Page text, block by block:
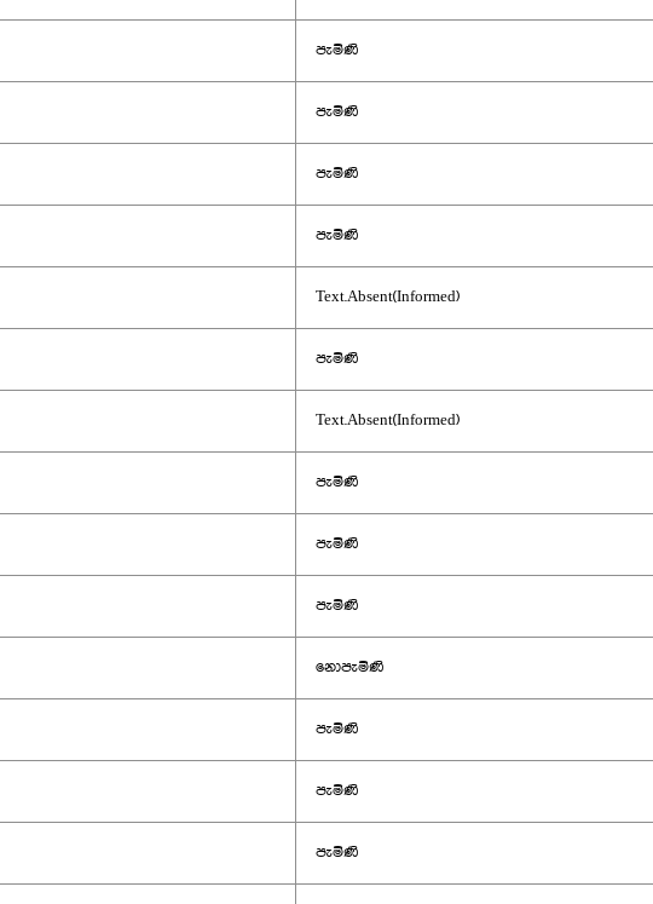
පැමිණි
පැමිණි
පැමිණි
පැමිණි
Text.Absent(Informed)
පැමිණි
Text.Absent(Informed)
පැමිණි
පැමිණි
පැමිණි
නොපැමිණි
පැමිණි
පැමිණි
පැමිණි